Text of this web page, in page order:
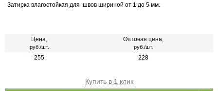
Затирка влагостойкая для швов шириной от 1 до 5 мм.
Цена,
руб./шт.
Оптовая цена,
руб./шт.
255 228
Купить в 1 клик